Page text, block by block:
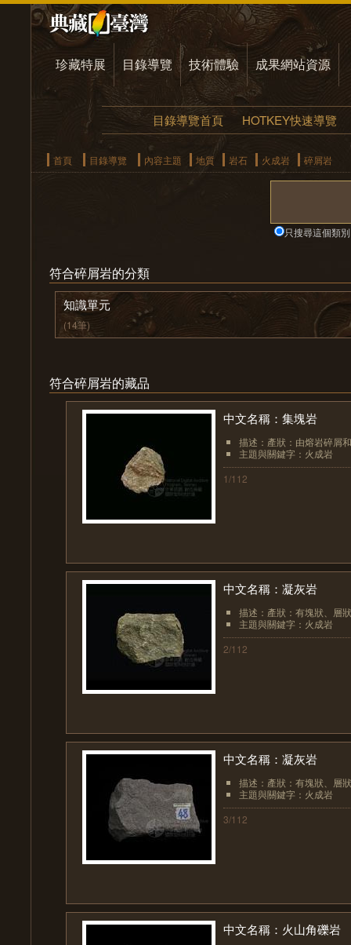
珍藏特展 目錄導覽 技術體驗 成果網站資源
目錄導覽首頁 HOTKEY快速導覽
首頁 目錄導覽 內容主題 地質 岩石 火成岩 碎屑岩
只搜尋這個類別
符合碎屑岩的分類
知識單元
(14筆)
符合碎屑岩的藏品
中文名稱：集塊岩
描述：產狀：由熔岩碎屑
主題與關鍵字：火成岩
1/112
中文名稱：凝灰岩
描述：產狀：有塊狀、層
主題與關鍵字：火成岩
2/112
中文名稱：凝灰岩
描述：產狀：有塊狀、層
主題與關鍵字：火成岩
3/112
中文名稱：火山角礫岩